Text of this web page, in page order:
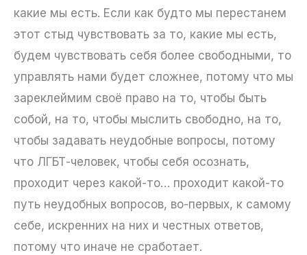
какие мы есть. Если как будто мы перестанем
этот стыд чувствовать за то, какие мы есть,
будем чувствовать себя более свободными, то
управлять нами будет сложнее, потому что мы
зареклеймим своё право на то, чтобы быть
собой, на то, чтобы мыслить свободно, на то,
чтобы задавать неудобные вопросы, потому
что ЛГБТ-человек, чтобы себя осознать,
проходит через какой-то… проходит какой-то
путь неудобных вопросов, во-первых, к самому
себе, искренних на них и честных ответов,
потому что иначе не сработает.